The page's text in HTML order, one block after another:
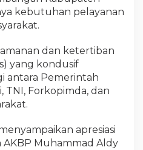
kebutuhan pelayanan
dan ketertiban
yang kondusif
antara Pemerintah
TNI, Forkopimda, dan
apresiasi
AKBP Muhammad Aldy